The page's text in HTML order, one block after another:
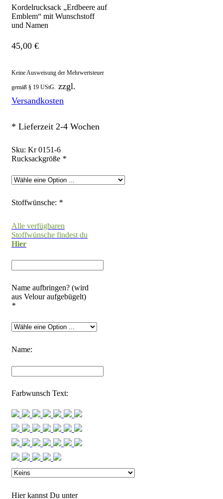
Kordelrucksack „Erdbeere auf
Emblem“ mit Wunschstoff
und Namen
45,00 €
Keine Ausweisung der Mehrwertsteuer
gemäß § 19 UStG. zzgl.
Versandkosten
* Lieferzeit 2-4 Wochen
Sku: Kr 0151-6
Rucksackgröße *
Stoffwünsche: *
Alle verfügbaren
Stoffwünsche findest du
Hier
Name aufbringen? (wird
aus Velour aufgebügelt)
*
Name:
Farbwunsch Text:
Hier kannst Du unter